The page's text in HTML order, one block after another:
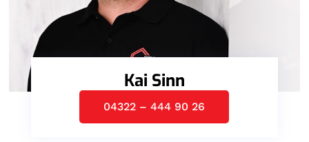
Kai Sinn
04322 – 444 90 26